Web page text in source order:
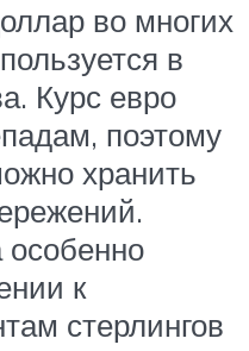
во многих
в
Курс евро
поэтому
хранить
особенно
к
стерлингов